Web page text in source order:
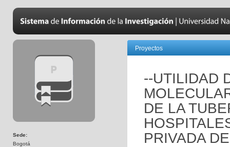
Sede:
Bogotá
Proyectos
--UTILIDAD
DE LA
PRIVADA